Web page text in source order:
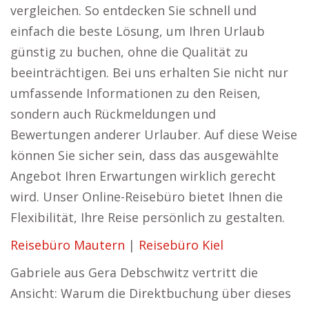
vergleichen. So entdecken Sie schnell und
einfach die beste Lösung, um Ihren Urlaub
günstig zu buchen, ohne die Qualität zu
beeinträchtigen. Bei uns erhalten Sie nicht nur
umfassende Informationen zu den Reisen,
sondern auch Rückmeldungen und
Bewertungen anderer Urlauber. Auf diese Weise
können Sie sicher sein, dass das ausgewählte
Angebot Ihren Erwartungen wirklich gerecht
wird. Unser Online-Reisebüro bietet Ihnen die
Flexibilität, Ihre Reise persönlich zu gestalten.
Reisebüro Mautern | Reisebüro Kiel
Gabriele aus Gera Debschwitz vertritt die
Ansicht: Warum die Direktbuchung über dieses